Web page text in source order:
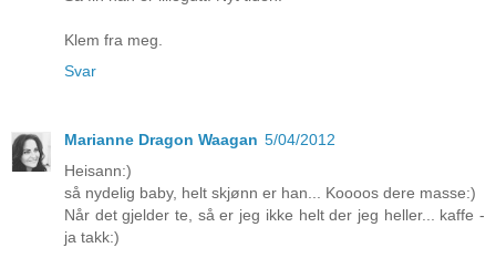
Klem fra meg.
Svar
Marianne Dragon Waagan 5/04/2012
Heisann:)
så nydelig baby, helt skjønn er han... Koooos dere masse:)
Når det gjelder te, så er jeg ikke helt der jeg heller... kaffe -
ja takk:)